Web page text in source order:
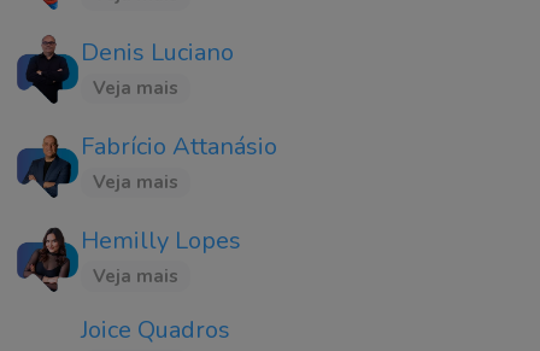
Denis Luciano
Veja mais
Fabrício Attanásio
Veja mais
Hemilly Lopes
Veja mais
Joice Quadros